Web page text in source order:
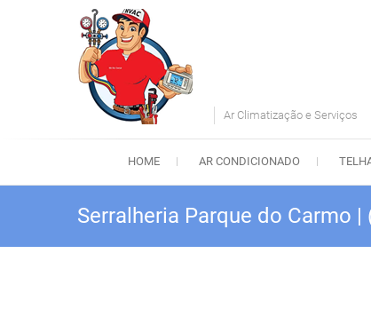
Ar Climatização e Serviços
HOME AR CONDICIONADO
Serralheria Parque do Carmo |